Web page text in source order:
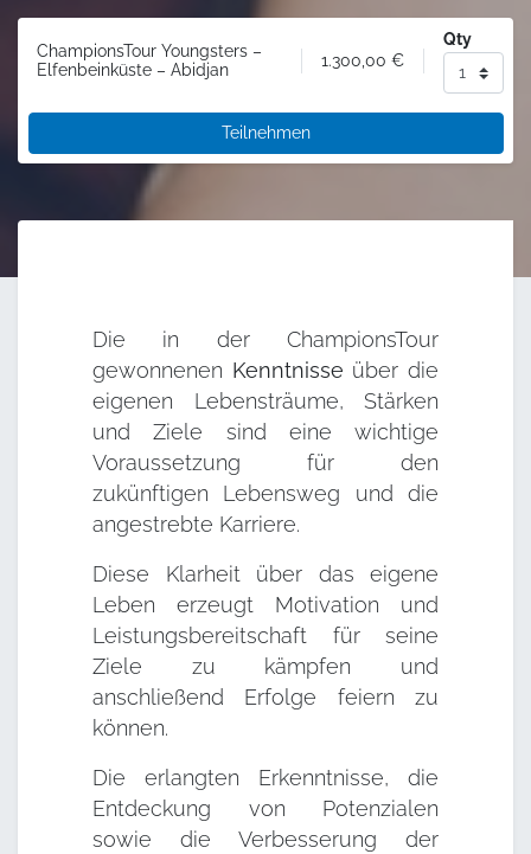
ChampionsTour Youngsters –
Elfenbeinküste – Abidjan
1.300,00 €
Qty
Teilnehmen
Die in der ChampionsTour
gewonnenen Kenntnisse über die
eigenen Lebensträume, Stärken
und Ziele sind eine wichtige
Voraussetzung für den
zukünftigen Lebensweg und die
angestrebte Karriere.
Diese Klarheit über das eigene
Leben erzeugt Motivation und
Leistungsbereitschaft für seine
Ziele zu kämpfen und
anschließend Erfolge feiern zu
können.
Die erlangten Erkenntnisse, die
Entdeckung von Potenzialen
sowie die Verbesserung der